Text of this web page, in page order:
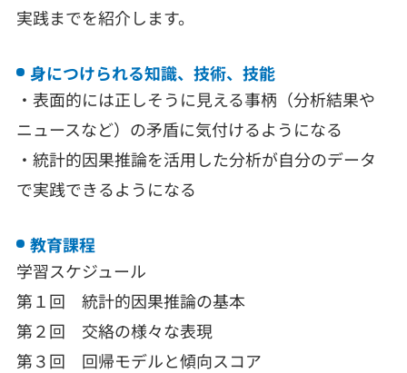
実践までを紹介します。
身につけられる知識、技術、技能
・表面的には正しそうに見える事柄（分析結果や
ニュースなど）の矛盾に気付けるようになる
・統計的因果推論を活用した分析が自分のデータ
で実践できるようになる
教育課程
学習スケジュール
第１回 統計的因果推論の基本
第２回 交絡の様々な表現
第３回 回帰モデルと傾向スコア